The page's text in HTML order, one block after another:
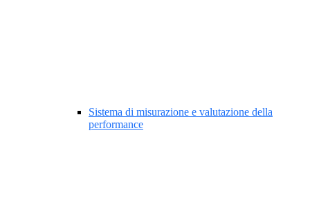
Sistema di misurazione e valutazione della
performance